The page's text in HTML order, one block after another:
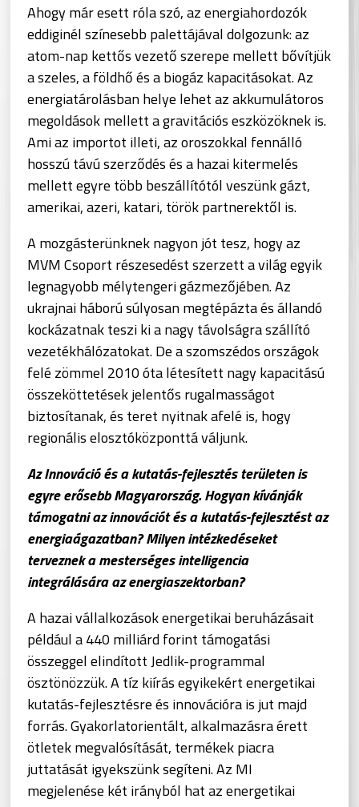
Ahogy már esett róla szó, az energiahordozók
eddiginél színesebb palettájával dolgozunk: az
atom-nap kettős vezető szerepe mellett bővítjük
a szeles, a földhő és a biogáz kapacitásokat. Az
energiatárolásban helye lehet az akkumulátoros
megoldások mellett a gravitációs eszközöknek is.
Ami az importot illeti, az oroszokkal fennálló
hosszú távú szerződés és a hazai kitermelés
mellett egyre több beszállítótól veszünk gázt,
amerikai, azeri, katari, török partnerektől is.
A mozgásterünknek nagyon jót tesz, hogy az
MVM Csoport részesedést szerzett a világ egyik
legnagyobb mélytengeri gázmezőjében. Az
ukrajnai háború súlyosan megtépázta és állandó
kockázatnak teszi ki a nagy távolságra szállító
vezetékhálózatokat. De a szomszédos országok
felé zömmel 2010 óta létesített nagy kapacitású
összeköttetések jelentős rugalmasságot
biztosítanak, és teret nyitnak afelé is, hogy
regionális elosztóközponttá váljunk.
Az Innováció és a kutatás-fejlesztés területen is
egyre erősebb Magyarország. Hogyan kívánják
támogatni az innovációt és a kutatás-fejlesztést az
energiaágazatban? Milyen intézkedéseket
terveznek a mesterséges intelligencia
integrálására az energiaszektorban?
A hazai vállalkozások energetikai beruházásait
például a 440 milliárd forint támogatási
összeggel elindított Jedlik-programmal
ösztönözzük. A tíz kiírás egyikekért energetikai
kutatás-fejlesztésre és innovációra is jut majd
forrás. Gyakorlatorientált, alkalmazásra érett
ötletek megvalósítását, termékek piacra
juttatását igyekszünk segíteni. Az MI
megjelenése két irányból hat az energetikai